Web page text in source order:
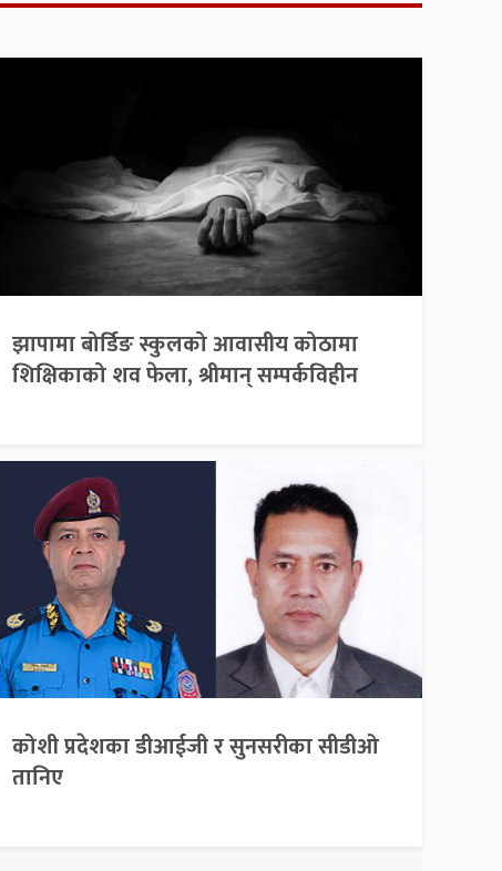
झापामा बोर्डिङ स्कुलको आवासीय कोठामा
शिक्षिकाको शव फेला, श्रीमान् सम्पर्कविहीन
कोशी प्रदेशका डीआईजी र सुनसरीका सीडीओ
तानिए